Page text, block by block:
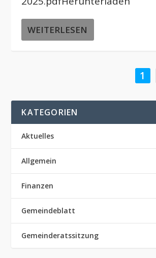
WEITERLESEN
1
KATEGORIEN
Aktuelles
Allgemein
Finanzen
Gemeindeblatt
Gemeinderatssitzung